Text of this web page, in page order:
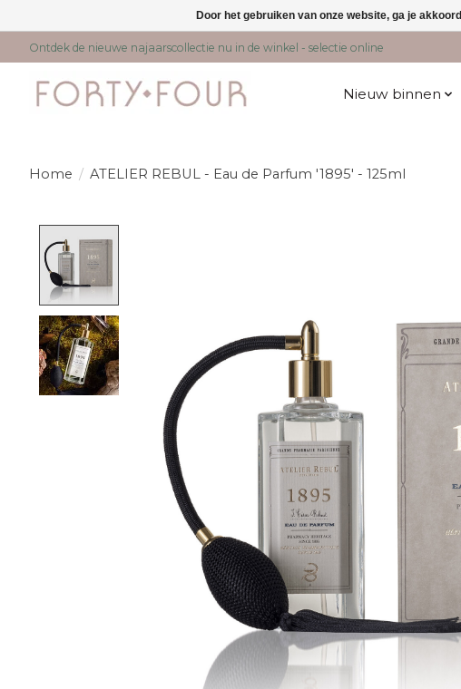
Ontdek de nieuwe najaarscollectie nu in de winkel - selectie online
Nieuw binnen
Home / ATELIER REBUL - Eau de Parfum '1895' - 125ml
Door het gebruiken van onze website, ga je